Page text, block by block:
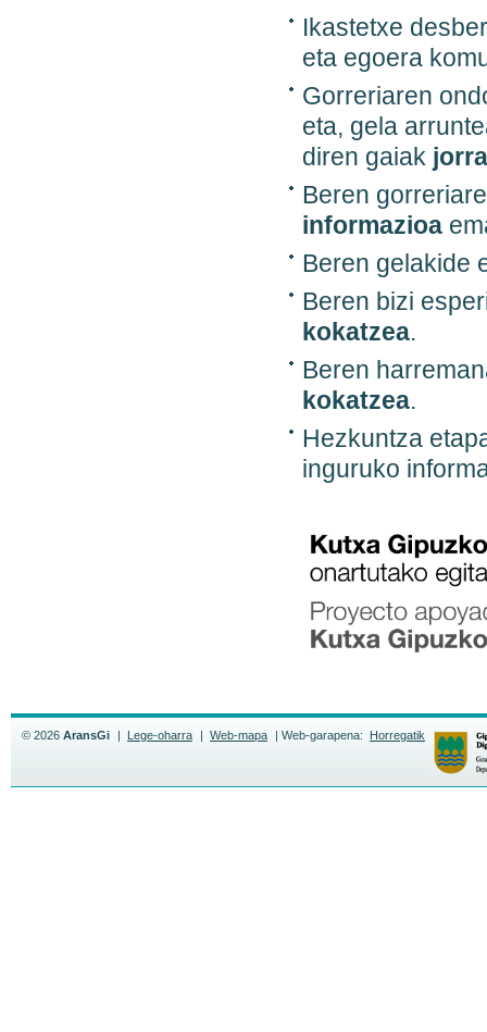
Ikastetxe
eta egoera
Gorreriaren
eta, gela
diren gaiak
Beren
informazioa
Beren gelakide
Beren bizi
kokatzea.
Beren
kokatzea.
Hezkuntza
inguruko
© 2026 AransGi Lege-oharra Web-mapa Web-garapena: Horregatik